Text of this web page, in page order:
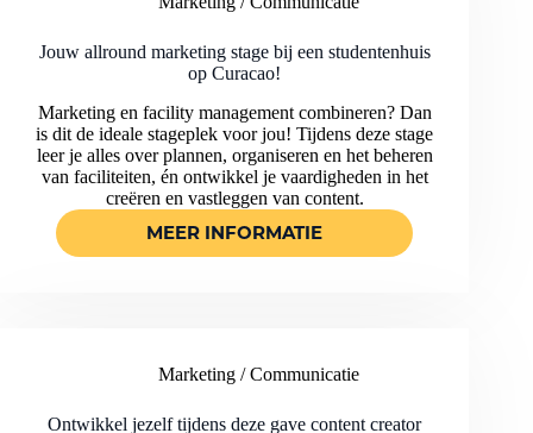
CREATIVE
OP
CURAÇAO!
Jouw allround marketing stage bij een studentenhuis
op Curacao!
Marketing en facility management combineren? Dan
is dit de ideale stageplek voor jou! Tijdens deze stage
leer je alles over plannen, organiseren en het beheren
van faciliteiten, én ontwikkel je vaardigheden in het
creëren en vastleggen van content.
MEER INFORMATIE
JOUW
ALLROUND
STUDENTENHUIS
CURACAO!
Marketing / Communicatie
Ontwikkel jezelf tijdens deze gave content creator